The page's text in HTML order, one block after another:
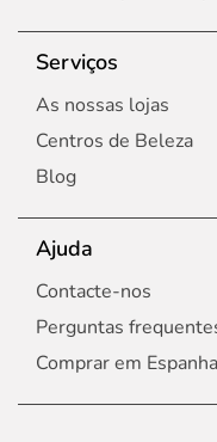
Serviços
As nossas lojas
Centros de Beleza
Blog
Ajuda
Contacte-nos
Perguntas
Comprar em Espanha